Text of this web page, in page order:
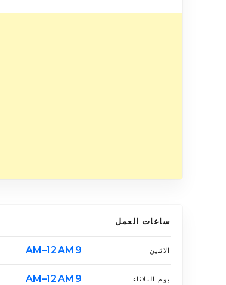
ساعات العمل
الاثنين 9 AM–12 AM
يوم الثلاثاء 9 AM–12 AM